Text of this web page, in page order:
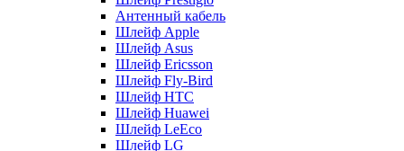
Антенный кабель
Шлейф Apple
Шлейф Asus
Шлейф Ericsson
Шлейф Fly-Bird
Шлейф HTC
Шлейф Huawei
Шлейф LeEco
Шлейф LG